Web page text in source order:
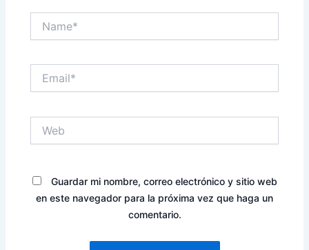
Guardar mi nombre, correo electrónico y sitio web
en este navegador para la próxima vez que haga un
comentario.